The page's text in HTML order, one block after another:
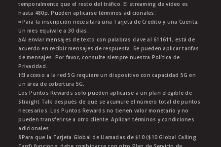
temporalmente que el resto del tráfico. El streaming de video es
hasta 480p. Pueden aplicarse términos adicionales.
∞Para la inscripción necesitará una Tarjeta de Credito y una Cuenta,
Un mes equivale a 30 dias.
∆Al enviar mensajes de texto con palabras clave al 611611, está de
acuerdo en recibir mensajes de respuesta. Se pueden aplicar tarifas
de mensajes. Por favor, consulte siempre nuestra Política de
Privacidad.
†El acceso a la red 5G requiere un dispositivo con capacidad 5G en
un área de cobertura 5G.
Los Puntos Rewards solo pueden aplicarse a un plan elegible de
Straight Talk después de que se acumule el número total de puntos
necesarios. Los Puntos Rewards no tienen valor monetario y no
pueden transferirse a otro cliente. Aplican términos y condiciones
adicionales.
§Para que la Tarjeta Global de Llamadas de $10 ($10 Global Calling